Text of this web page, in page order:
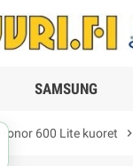
SAMSUNG
Honor 600 Lite kuoret chevron_right